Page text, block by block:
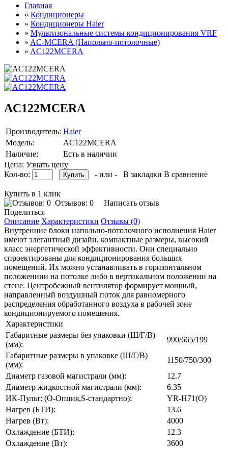
Главная
» Кондиционеры
» Кондиционеры Haier
» Мультизональные системы кондиционирования VRF
» AС-MСERA (Напольно-потолочные)
» AC122MCERA
AC122MCERA
Производитель: Haier
Модель:
AC122MCERA
Наличие:
Есть в наличии
Цена: Узнать цену
Кол-во:
- или - В закладки В сравнение
Купить в 1 клик
Отзывов: 0
Написать отзыв
Поделиться
Описание Характеристики Отзывы (0)
Внутренние блоки напольно-потолочного исполнения Haier
имеют элегантный дизайн, компактные размеры, высокий
класс энергетической эффективности. Они специально
спроектированы для кондиционирования больших
помещений. Их можно устанавливать в горизонтальном
положениии на потолке либо в вертикальном положении на
стене. Центробежный вентилятор формирует мощный,
направленный воздушный поток для равномерного
распределения обработанного воздуха в рабочей зоне
кондиционируемого помещения.
Характеристики
Габаритные размеры без упаковки (Ш/Г/В)
(мм):
990/665/199
Габаритные размеры в упаковке (Ш/Г/В)
(мм):
1150/750/300
Диаметр газовой магистрали (мм):
12.7
Диаметр жидкостной магистрали (мм):
6.35
ИК-Пульт: (O-Опция,S-стандартно):
YR-H71(O)
Нагрев (БТИ):
13.6
Нагрев (Вт):
4000
Охлаждение (БТИ):
12.3
Охлаждение (Вт):
3600